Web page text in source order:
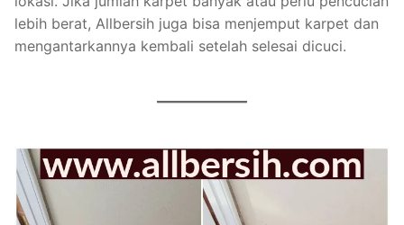
lebih berat, Allbersih juga bisa menjemput karpet dan
mengantarkannya kembali setelah selesai dicuci.